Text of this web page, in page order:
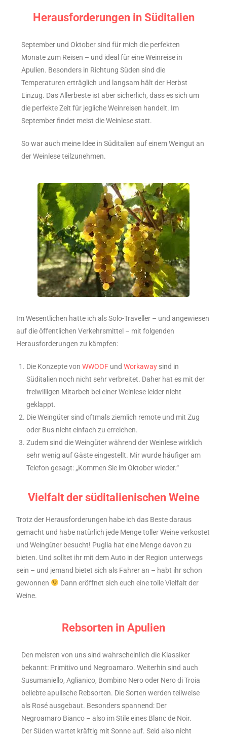
Herausforderungen in Süditalien
September und Oktober sind für mich die perfekten
Monate zum Reisen – und ideal für eine Weinreise in
Apulien. Besonders in Richtung Süden sind die
Temperaturen erträglich und langsam hält der Herbst
Einzug. Das Allerbeste ist aber sicherlich, dass es sich um
die perfekte Zeit für jegliche Weinreisen handelt. Im
September findet meist die Weinlese statt.
So war auch meine Idee in Süditalien auf einem Weingut an
der Weinlese teilzunehmen.
Im Wesentlichen hatte ich als Solo-Traveller – und angewiesen
auf die öffentlichen Verkehrsmittel – mit folgenden
Herausforderungen zu kämpfen:
Die Konzepte vonWWOOF undWorkaway sind in
Süditalien noch nicht sehr verbreitet. Daher hat es mit der
freiwilligen Mitarbeit bei einer Weinlese leider nicht
geklappt.
Die Weingüter sind oftmals ziemlich remote und mit Zug
oder Bus nicht einfach zu erreichen.
Zudem sind die Weingüter während der Weinlese wirklich
sehr wenig auf Gäste eingestellt. Mir wurde häufiger am
Telefon gesagt: „Kommen Sie im Oktober wieder.“
Vielfalt der süditalienischen Weine
Trotz der Herausforderungen habe ich das Beste daraus
gemacht und habe natürlich jede Menge toller Weine verkostet
und Weingüter besucht! Puglia hat eine Menge davon zu
bieten. Und solltet ihr mit dem Auto in der Region unterwegs
sein – und jemand bietet sich als Fahrer an – habt ihr schon
gewonnen
Dann eröffnet sich euch eine tolle Vielfalt der
Weine.
Rebsorten in Apulien
Den meisten von uns sind wahrscheinlich die Klassiker
bekannt: Primitivo und Negroamaro. Weiterhin sind auch
Susumaniello, Aglianico, Bombino Nero oder Nero di Troia
beliebte apulische Rebsorten. Die Sorten werden teilweise
als Rosé ausgebaut. Besonders spannend: Der
Negroamaro Bianco – also im Stile eines Blanc de Noir.
Der Süden wartet kräftig mit Sonne auf. Seid also nicht